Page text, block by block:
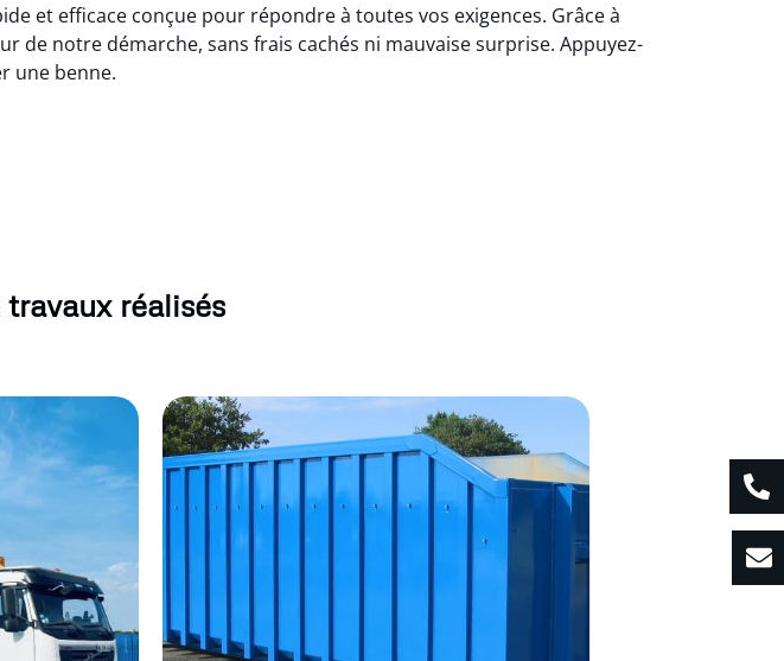
et efficace conçue pour répondre à toutes vos exigences. Grâce à
notre démarche, sans frais cachés ni mauvaise surprise. Appuyez-
une benne.
réalisés